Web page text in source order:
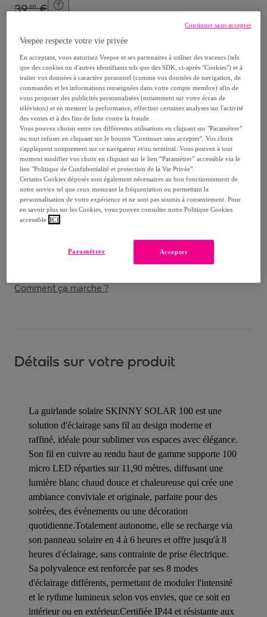
39,00 €
dontéco-part.: 0,08 €
Reprise possible de votre ancien produit,
voir les conditions.
Vendu parLUMISKY
Livraison
Livraison offerte par la marque
Livraison estimée: entre le et le16/08
Comment ça marche ?
Détails sur votre produit
La guirlande solaire SKINNY SOLAR 100 est une
solution d'éclairage sans fil au design moderne et
raffiné, idéale pour sublimer vos espaces avec élégance.
Son fil en cuivre au rendu haut de gamme supporte 100
micro LED réparties sur 11,90 mètres, diffusant une
lumière blanc chaud douce et chaleureuse qui crée une
ambiance conviviale et originale, parfaite pour des
soirées, des événements ou une décoration
quotidienne.Totalement autonome, elle se recharge via
son panneau solaire en 4 à 6 heures et offre jusqu'à 8
heures d'éclairage, sans contrainte de prise électrique.
Sa polyvalence est renforcée par ses 8 modes
d'éclairage différents, permettant de moduler l'intensité
et le rythme lumineux selon vos envies, que ce soit en
intérieur ou en extérieur.Certifiée IP44 et résistante aux
Veepee respecte votre vie privée
En acceptant, vous autorisez Veepee et ses partenaires à utiliser des traceurs (tels
que des cookies ou d'autres identifiants tels que des SDK, ci-après "Cookies") et à
traiter vos données à caractère personnel (comme vos données de navigation, de
commandes et les informations renseignées dans votre compte membre) afin de
vous proposer des publicités personnalisées (notamment sur votre écran de
télévision) et en mesurer la performance, effectuer certaines analyses sur l'activité
des ventes et à des fins de lutte contre la fraude.
Vous pouvez choisir entre ces différentes utilisations en cliquant sur "Paramétrer"
ou tout refuser en cliquant sur le bouton "Continuer sans accepter". Vos choix
s'appliquent uniquement sur ce navigateur et/ou terminal. Vous pouvez à tout
moment modifier vos choix en cliquant sur le lien “Paramétrer” accessible via le
lien "Politique de Confidentialité et protection de la Vie Privée".
Certains Cookies déposés sont également nécessaires au bon fonctionnement de
notre service tel que ceux mesurant la fréquentation ou permettant la
personnalisation de votre expérience et ne sont pas soumis à consentement. Pour
en savoir plus sur les Cookies, vous pouvez consulter notre Politique Cookies
accessible ICI
Accepter
Paramétrer
Continuer sans accepter